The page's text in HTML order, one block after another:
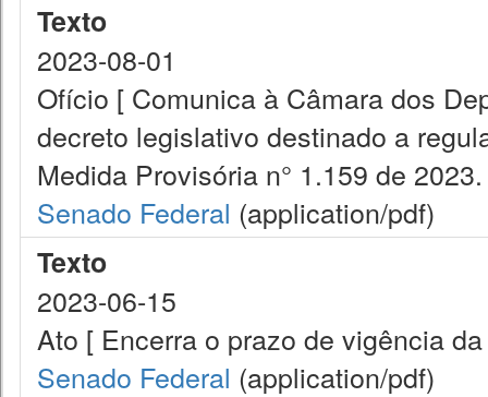
Texto
2023-08-01
Ofício [ Comunica à Câmara dos
decreto legislativo destinado a
Medida Provisória n° 1.159 de
Senado Federal (application/pdf)
Texto
2023-06-15
Ato [ Encerra o prazo de vigência
Senado Federal (application/pdf)